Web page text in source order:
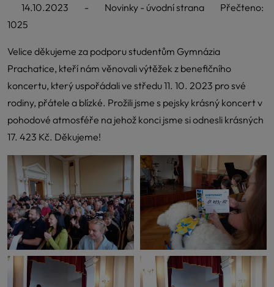
14.10.2023 - Novinky - úvodní strana
Přečteno:
1025
Velice děkujeme za podporu studentům Gymnázia
Prachatice, kteří nám věnovali výtěžek z benefičního
koncertu, který uspořádali ve středu 11. 10. 2023 pro své
rodiny, přátele a blízké. Prožili jsme s pejsky krásný koncert v
pohodové atmosféře na jehož konci jsme si odnesli krásných
17. 423 Kč. Děkujeme!